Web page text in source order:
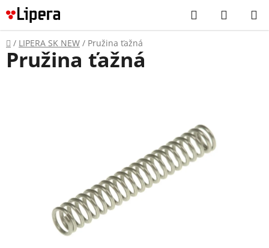
Prejsť
na
obsah
Hľadať
KOŠÍK
Domov
/ LIPERA SK NEW / Pružina ťažná
Pružina ťažná